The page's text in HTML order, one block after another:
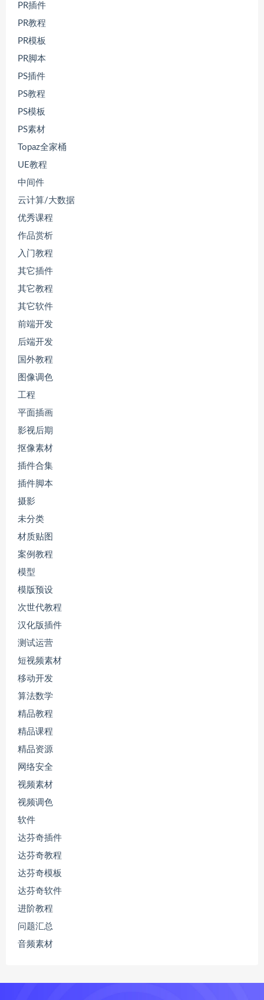
PR插件
PR教程
PR模板
PR脚本
PS插件
PS教程
PS模板
PS素材
Topaz全家桶
UE教程
中间件
云计算/大数据
优秀课程
作品赏析
入门教程
其它插件
其它教程
其它软件
前端开发
后端开发
国外教程
图像调色
工程
平面插画
影视后期
抠像素材
插件合集
插件脚本
摄影
未分类
材质贴图
案例教程
模型
模版预设
次世代教程
汉化版插件
测试运营
短视频素材
移动开发
算法数学
精品教程
精品课程
精品资源
网络安全
视频素材
视频调色
软件
达芬奇插件
达芬奇教程
达芬奇模板
达芬奇软件
进阶教程
问题汇总
音频素材